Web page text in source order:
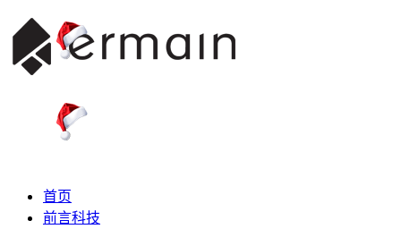
首页
前言科技